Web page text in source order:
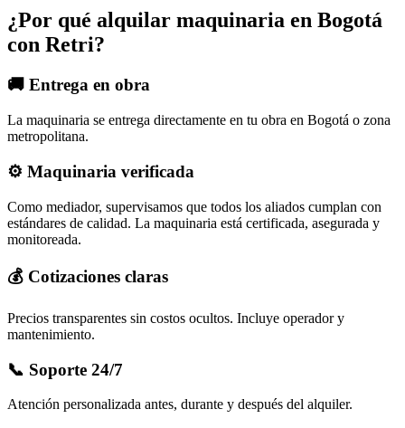
¿Por qué alquilar maquinaria en Bogotá
con Retri?
🚚 Entrega en obra
La maquinaria se entrega directamente en tu obra en Bogotá o zona
metropolitana.
⚙️ Maquinaria verificada
Como mediador, supervisamos que todos los aliados cumplan con
estándares de calidad. La maquinaria está certificada, asegurada y
monitoreada.
💰 Cotizaciones claras
Precios transparentes sin costos ocultos. Incluye operador y
mantenimiento.
📞 Soporte 24/7
Atención personalizada antes, durante y después del alquiler.